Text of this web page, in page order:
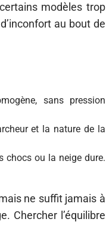
modèles trop
au bout de
sans pression
et la nature de la
chocs ou la neige dure.
ne suffit jamais à
Chercher l’équilibre